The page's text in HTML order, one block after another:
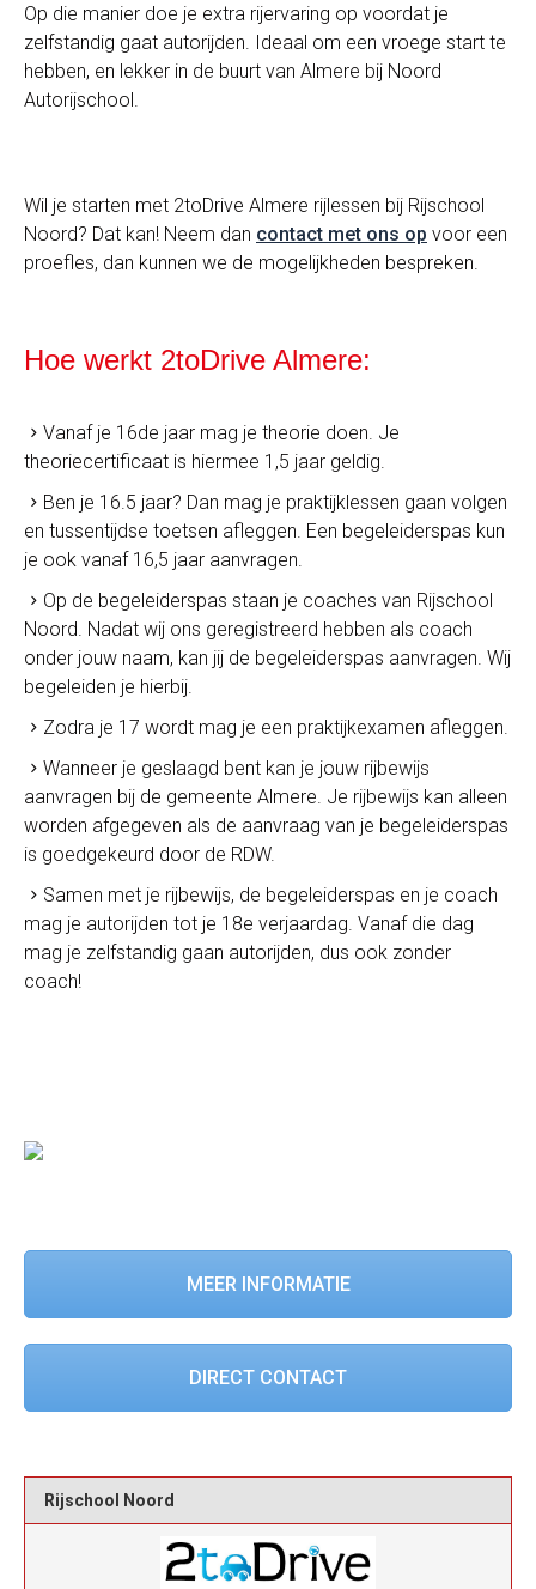
Op die manier doe je extra rijervaring op voordat je
zelfstandig gaat autorijden. Ideaal om een vroege start te
hebben, en lekker in de buurt van Almere bij Noord
Autorijschool.
Wil je starten met 2toDrive Almere rijlessen bij Rijschool
Noord? Dat kan! Neem dan contact met ons op voor een
proefles, dan kunnen we de mogelijkheden bespreken.
Hoe werkt 2toDrive Almere:
Vanaf je 16de jaar mag je theorie doen. Je
theoriecertificaat is hiermee 1,5 jaar geldig.
Ben je 16.5 jaar? Dan mag je praktijklessen gaan volgen
en tussentijdse toetsen afleggen. Een begeleiderspas kun
je ook vanaf 16,5 jaar aanvragen.
Op de begeleiderspas staan je coaches van Rijschool
Noord. Nadat wij ons geregistreerd hebben als coach
onder jouw naam, kan jij de begeleiderspas aanvragen. Wij
begeleiden je hierbij.
Zodra je 17 wordt mag je een praktijkexamen afleggen.
Wanneer je geslaagd bent kan je jouw rijbewijs
aanvragen bij de gemeente Almere. Je rijbewijs kan alleen
worden afgegeven als de aanvraag van je begeleiderspas
is goedgekeurd door de RDW.
Samen met je rijbewijs, de begeleiderspas en je coach
mag je autorijden tot je 18e verjaardag. Vanaf die dag
mag je zelfstandig gaan autorijden, dus ook zonder
coach!
MEER INFORMATIE
DIRECT CONTACT
Rijschool Noord